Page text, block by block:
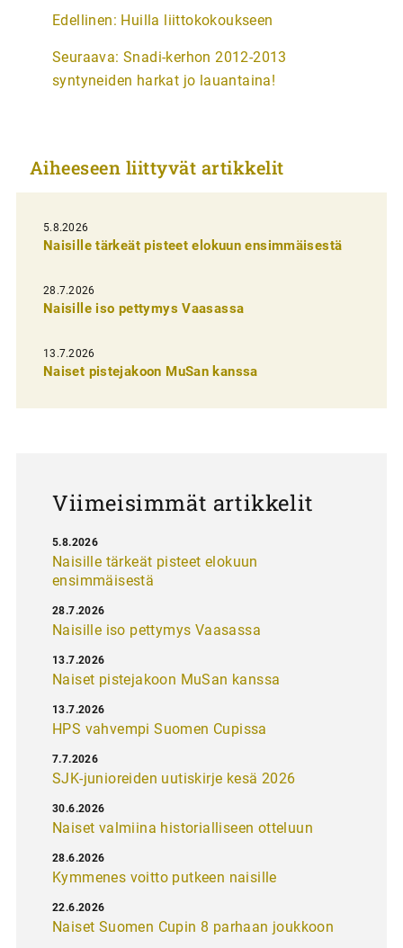
A
t
i
e
i
e
n
s
e
l
Edellinen: Huilla liittokokoukseen
Seuraava: Snadi-kerhon 2012-2013
syntyneiden harkat jo lauantaina!
Aiheeseen liittyvät artikkelit
5.8.2026
Naisille tärkeät pisteet elokuun ensimmäisestä
28.7.2026
Naisille iso pettymys Vaasassa
13.7.2026
Naiset pistejakoon MuSan kanssa
Viimeisimmät artikkelit
Naisille tärkeät pisteet elokuun
ensimmäisestä
5.8.2026
Naisille iso pettymys Vaasassa
28.7.2026
Naiset pistejakoon MuSan kanssa
13.7.2026
HPS vahvempi Suomen Cupissa
13.7.2026
SJK-junioreiden uutiskirje kesä 2026
7.7.2026
Naiset valmiina historialliseen otteluun
30.6.2026
Kymmenes voitto putkeen naisille
28.6.2026
Naiset Suomen Cupin 8 parhaan joukkoon
22.6.2026